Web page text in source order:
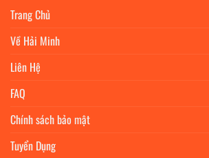
Trang Chủ
Về Hải Minh
Liên Hệ
FAQ
Chính sách bảo mật
Tuyển Dụng